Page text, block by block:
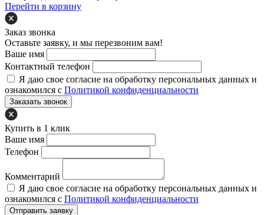
Перейти в корзину
Заказ звонка
Оставьте заявку, и мы перезвоним вам!
Ваше имя
Контактный телефон
Я даю свое согласие на обработку персональных данных и
ознакомился с Политикой конфиденциальности
Заказать звонок
Купить в 1 клик
Ваше имя
Телефон
Комментарий
Я даю свое согласие на обработку персональных данных и
ознакомился с Политикой конфиденциальности
Отправить заявку